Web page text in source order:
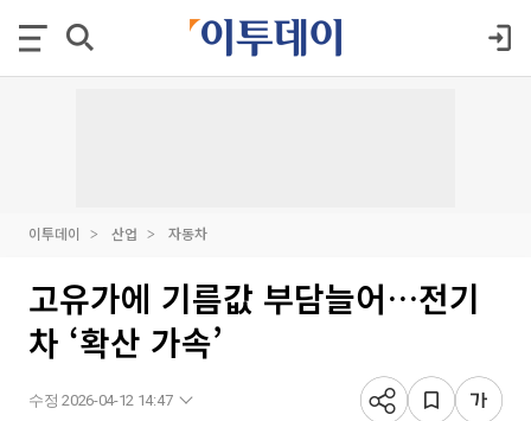
이투데이 산업 자동차
고유가에 기름값 부담늘어…전기
차 ‘확산 가속’
수정 2026-04-12 14:47